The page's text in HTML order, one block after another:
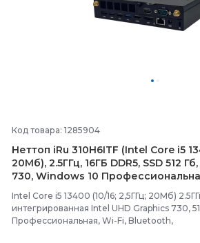
Код товара: 1285904
Неттоп iRu 310H6ITF (Intel Core i5
20Мб), 2.5ГГц, 16ГБ DDR5, SSD 512
730, Windows 10
Intel Core i5 13400 (10/16; 2,5ГГц; 20Мб)
интегрированная Intel UHD Graphics 730,
Профессиональная, Wi-Fi, Bluetooth,